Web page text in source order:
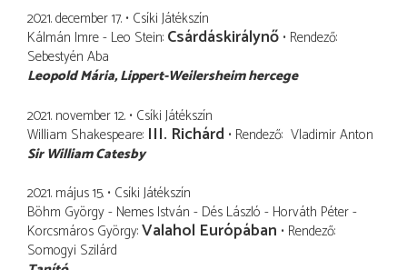
2021. december 17. Csíki Játékszín
Kálmán Imre - Leo Stein Csárdáskirálynő Rendező
Sebestyén Aba
Leopold Mária Lippert-Weilersheim hercege
2021. november 12. Csíki Játékszín
William Shakespeare III. Richárd Rendező Vladimir Anton
Sir William Catesby
2021. május 15. Csíki Játékszín
Böhm György - Nemes István - Dés László - Horváth Péter -
Korcsmáros György Valahol Európában Rendező
Somogyi Szilárd